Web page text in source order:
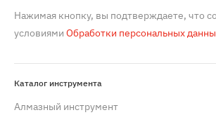
Нажимая кнопку, вы подтверждаете, что
условиями Обработки персональных
Каталог инструмента
Алмазный инструмент